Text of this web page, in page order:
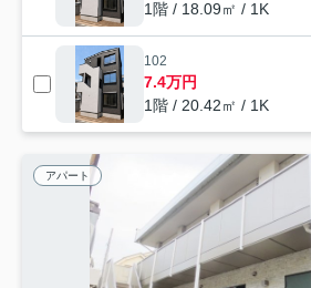
1階 / 18.09㎡ / 1K
102
7.4万円
1階 / 20.42㎡ / 1K
アパート